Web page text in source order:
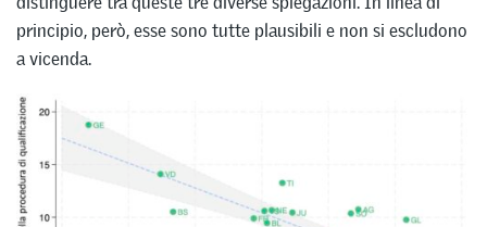
principio, però, esse sono tutte plausibili e non si escludono
a vicenda.